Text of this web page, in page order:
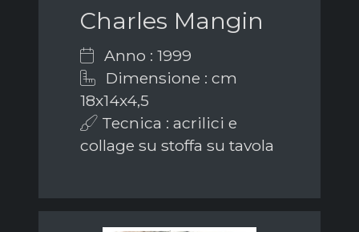
Charles Mangin
Anno : 1999
Dimensione : cm
18x14x4,5
Tecnica : acrilici e
collage su stoffa su tavola